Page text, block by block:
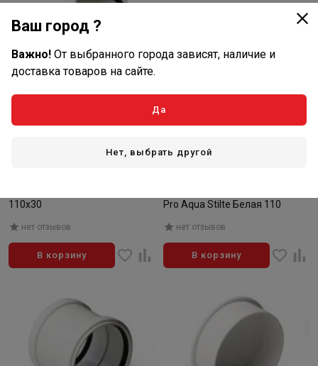
110х30
нет отзывов
В корзину
В наличии: 7 шт
Pro Aqua Stilte Белая 110
нет отзывов
В корзину
Ваш город ?
Важно! От выбранного города зависят, наличие и
доставка товаров на сайте.
Да
Нет, выбрать другой